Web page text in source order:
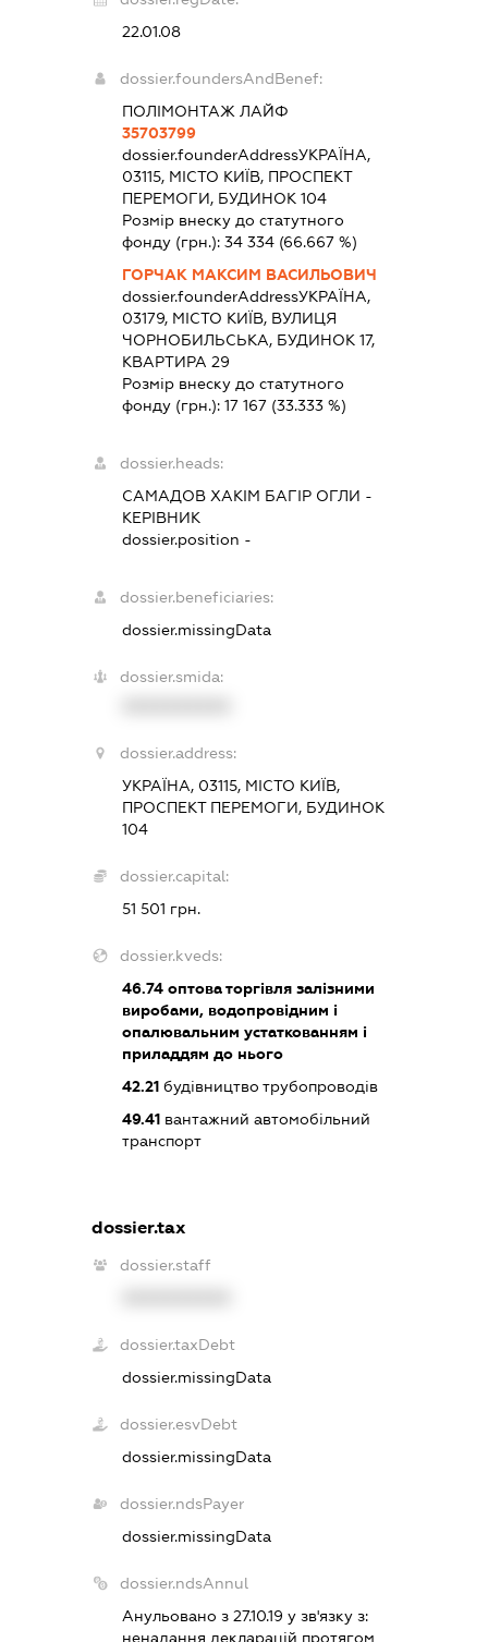
22.01.08
dossier.foundersAndBenef:
ПОЛІМОНТАЖ ЛАЙФ
35703799
dossier.founderAddressУКРАЇНА,
03115, МІСТО КИЇВ, ПРОСПЕКТ
ПЕРЕМОГИ, БУДИНОК 104
Розмір внеску до статутного
фонду (грн.): 34 334(66.667 %)
ГОРЧАК МАКСИМ ВАСИЛЬОВИЧ
dossier.founderAddressУКРАЇНА,
03179, МІСТО КИЇВ, ВУЛИЦЯ
ЧОРНОБИЛЬСЬКА, БУДИНОК 17,
КВАРТИРА 29
Розмір внеску до статутного
фонду (грн.): 17 167(33.333 %)
dossier.heads:
САМАДОВ ХАКІМ БАГІР ОГЛИ -
КЕРІВНИК
dossier.position -
dossier.beneficiaries:
dossier.missingData
dossier.smida:
dossier.address:
УКРАЇНА, 03115, МІСТО КИЇВ,
ПРОСПЕКТ ПЕРЕМОГИ, БУДИНОК
104
dossier.capital:
51 501 грн.
dossier.kveds:
46.74оптова торгівля залізними
виробами, водопровідним і
опалювальним устаткованням і
приладдям до нього
42.21будівництво трубопроводів
49.41вантажний автомобільний
транспорт
dossier.tax
dossier.staff
dossier.taxDebt
dossier.missingData
dossier.esvDebt
dossier.missingData
dossier.ndsPayer
dossier.missingData
dossier.ndsAnnul
Анульовано з 27.10.19 у зв'язку з:
ненадання декларацiй протягом